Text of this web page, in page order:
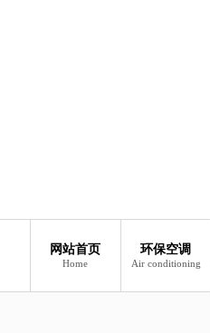
网站首页
Home
环保空调
Air conditioning